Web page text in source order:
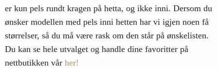
er kun pels rundt kragen på hetta, og ikke inni. Dersom du
ønsker modellen med pels inni hetten har vi igjen noen få
størrelser, så du må være rask om den står på ønskelisten.
Du kan se hele utvalget og handle dine favoritter på
nettbutikken vår her!